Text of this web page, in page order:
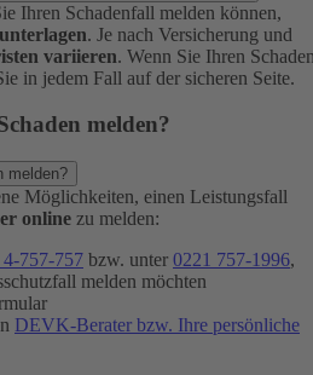
Ihren Schadenfall melden können,
. Je nach Versicherung und
variieren. Wenn Sie Ihren
in jedem Fall auf der sicheren Seite.
melden?
melden?
Möglichkeiten, einen Leistungsfall
online zu melden:
757-757 bzw. unter 0221 757-1996,
melden möchten
DEVK-Berater bzw. Ihre persönliche